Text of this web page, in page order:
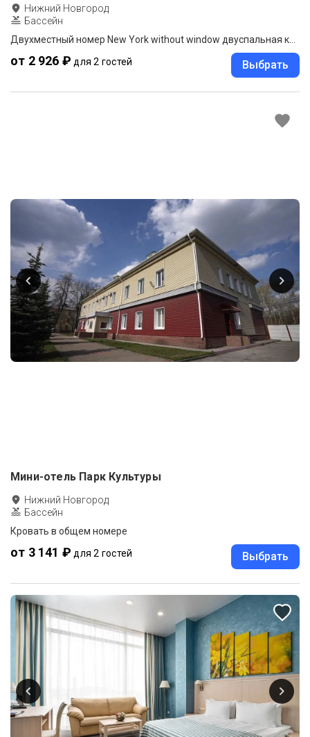
Нижний Новгород
Бассейн
Двухместный номер New York without window двуспальная кровать
от 2 926 ₽ для 2 гостей Выбрать
Мини-отель Парк Культуры
Нижний Новгород
Бассейн
Кровать в общем номере
от 3 141 ₽ для 2 гостей Выбрать